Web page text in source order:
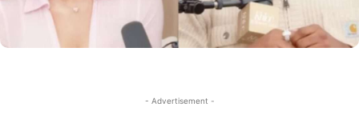
- Advertisement -